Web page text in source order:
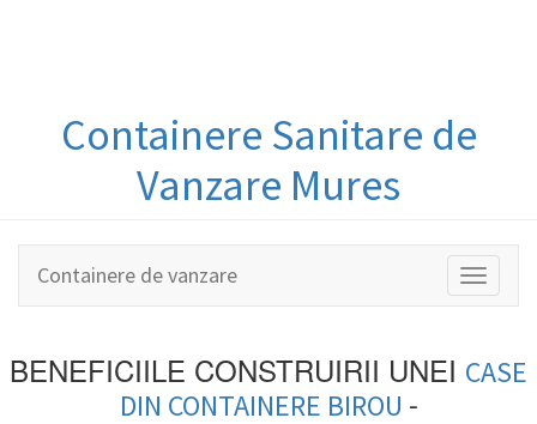
Containere Sanitare de
Vanzare Mures
Toggle
Containere de vanzare
BENEFICIILE CONSTRUIRII UNEI CASE
DIN CONTAINERE BIROU -